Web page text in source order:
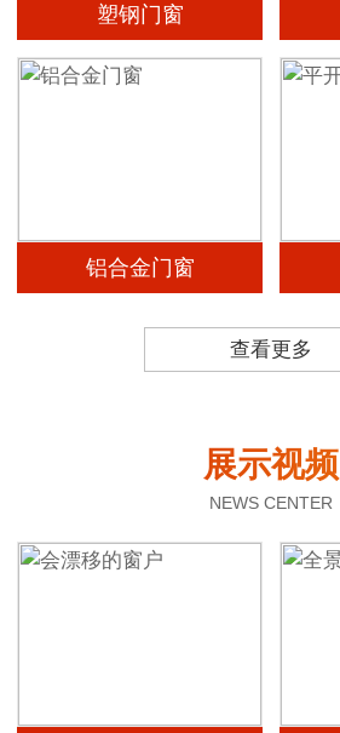
塑钢门窗
铝合金门窗
查看更多
展示视频
NEWS CENTER